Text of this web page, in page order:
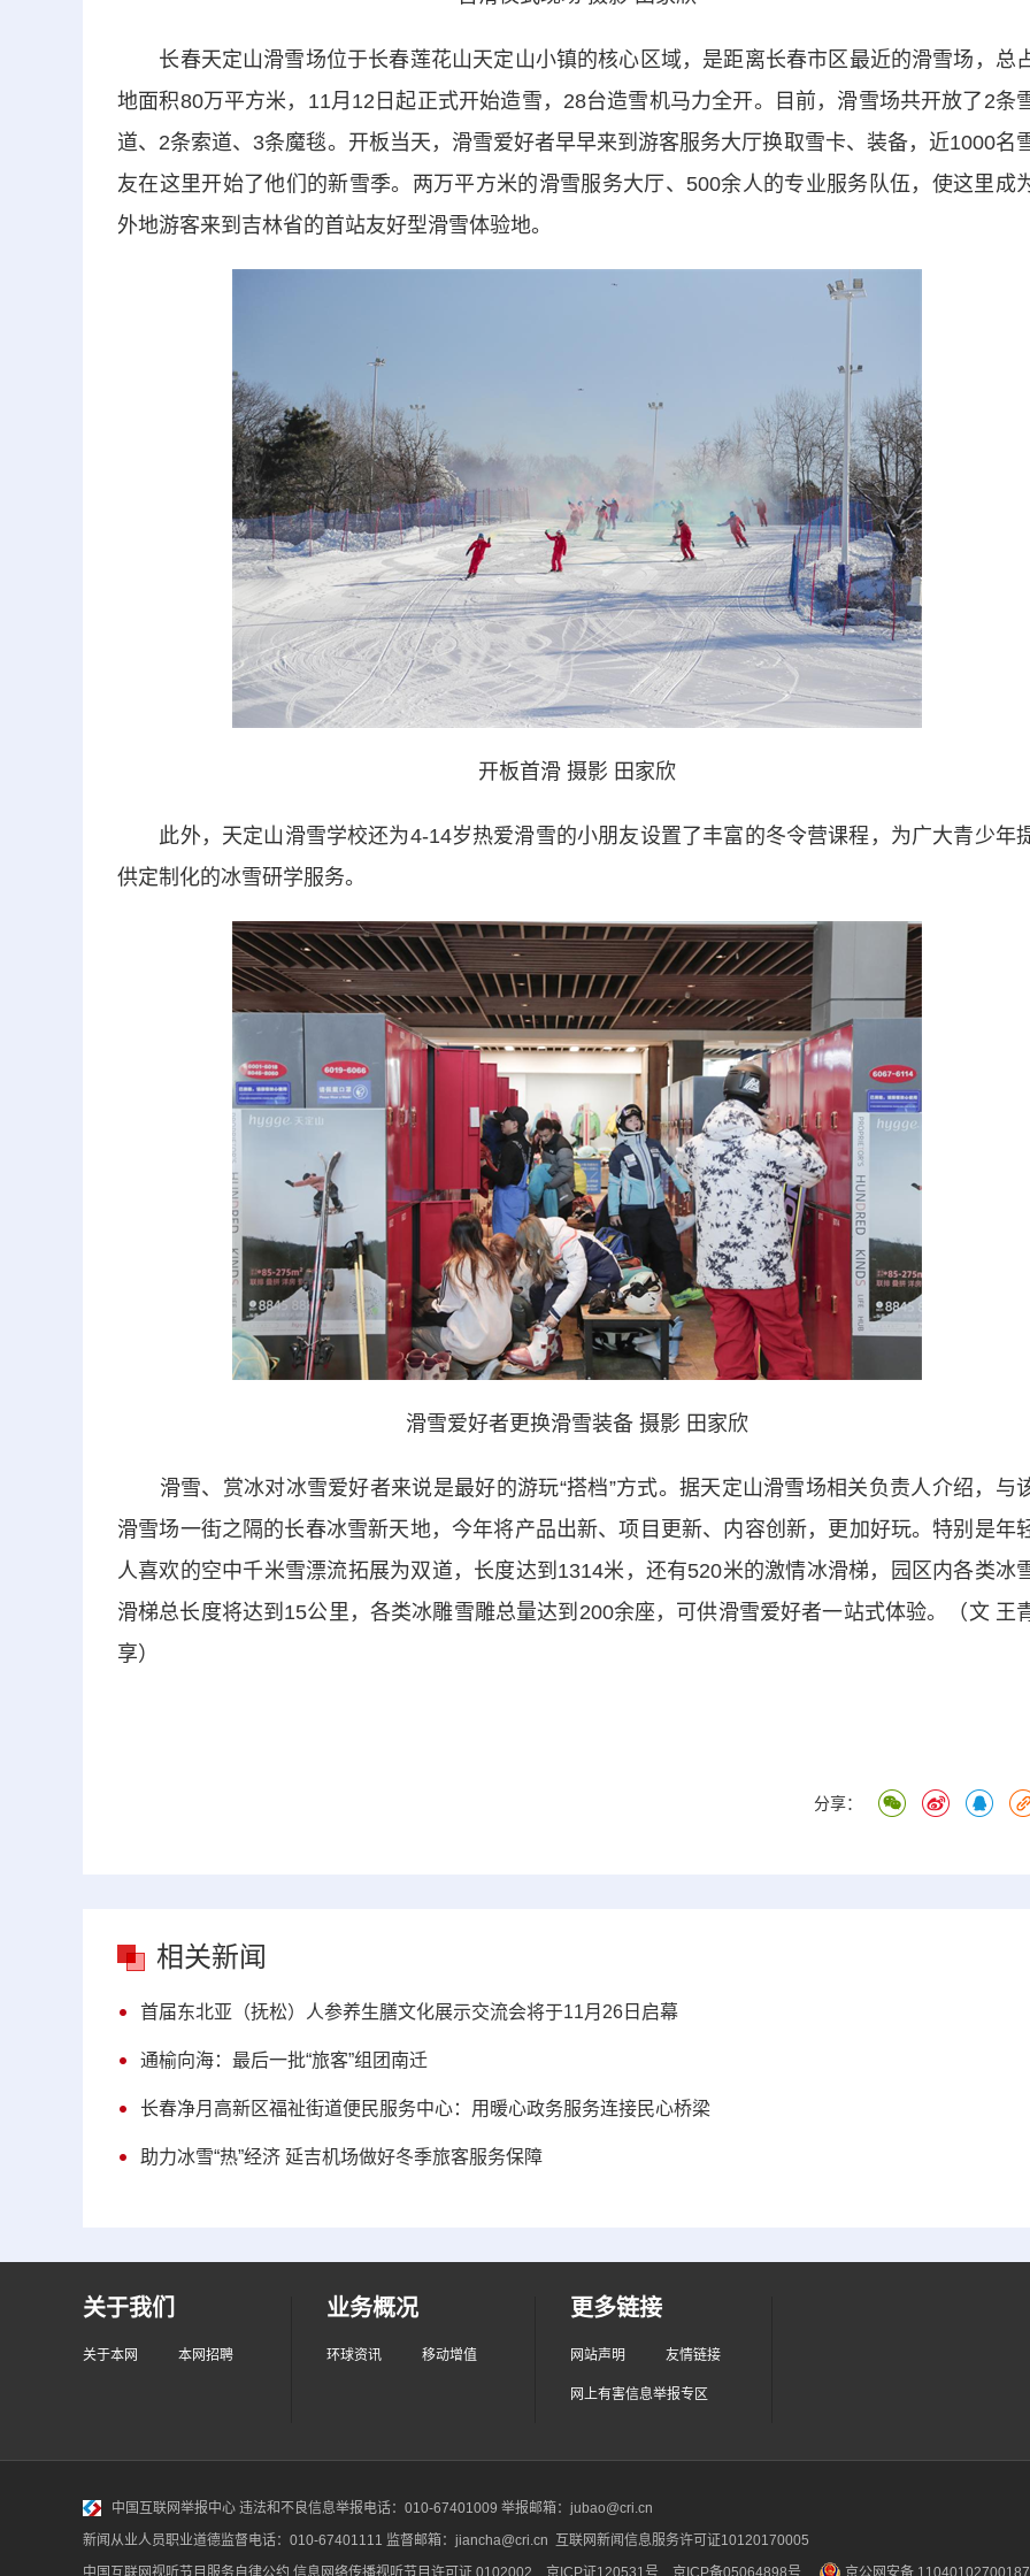
长春天定山滑雪场位于长春莲花山天定山小镇的核心区域，是距离长春市区最近的滑雪场，总
地面积80万平方米，11月12日起正式开始造雪，28台造雪机马力全开。目前，滑雪场共开放了2条
道、2条索道、3条魔毯。开板当天，滑雪爱好者早早来到游客服务大厅换取雪卡、装备，近1000名
友在这里开始了他们的新雪季。两万平方米的滑雪服务大厅、500余人的专业服务队伍，使这里成
外地游客来到吉林省的首站友好型滑雪体验地。
开板首滑 摄影 田家欣
此外，天定山滑雪学校还为4-14岁热爱滑雪的小朋友设置了丰富的冬令营课程，为广大青少年
供定制化的冰雪研学服务。
滑雪爱好者更换滑雪装备 摄影 田家欣
滑雪、赏冰对冰雪爱好者来说是最好的游玩“搭档”方式。据天定山滑雪场相关负责人介绍，与
滑雪场一街之隔的长春冰雪新天地，今年将产品出新、项目更新、内容创新，更加好玩。特别是年
人喜欢的空中千米雪漂流拓展为双道，长度达到1314米，还有520米的激情冰滑梯，园区内各类冰
滑梯总长度将达到15公里，各类冰雕雪雕总量达到200余座，可供滑雪爱好者一站式体验。（文 王
享）
分享：
相关新闻
首届东北亚（抚松）人参养生膳文化展示交流会将于11月26日启幕
通榆向海：最后一批“旅客”组团南迁
长春净月高新区福祉街道便民服务中心：用暖心政务服务连接民心桥梁
助力冰雪“热”经济 延吉机场做好冬季旅客服务保障
关于我们
关于本网 本网招聘
业务概况
环球资讯 移动增值
更多链接
网站声明 友情链接
网上有害信息举报专区
中国互联网举报中心 违法和不良信息举报电话：010-67401009 举报邮箱：jubao@cri.cn
新闻从业人员职业道德监督电话：010-67401111 监督邮箱：jiancha@cri.cn 互联网新闻信息服务许可证10120170005
中国互联网视听节目服务自律公约 信息网络传播视听节目许可证 0102002 京ICP证120531号 京ICP备05064898号 京公网安备